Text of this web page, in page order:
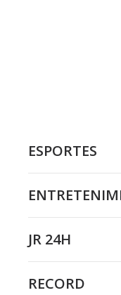
ESPORTES
JR 24H
RECORD